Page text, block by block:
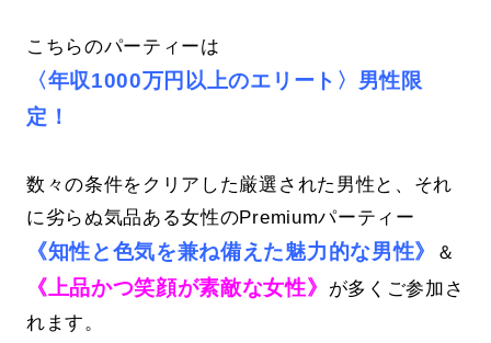
こちらのパーティーは
〈年収1000万円以上のエリート〉男性限
定！
数々の条件をクリアした厳選された男性と、それ
に劣らぬ気品ある女性のPremiumパーティー
《知性と色気を兼ね備えた魅力的な男性》 ＆
《上品かつ笑顔が素敵な女性》 が多くご参加さ
れます。